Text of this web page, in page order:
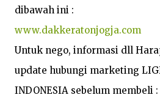
www.dakkeratonjogja.com
Untuk nego, informasi dll
update hubungi marketing